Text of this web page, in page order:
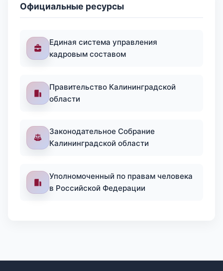
Официальные ресурсы
Единая система управления
кадровым составом
Правительство Калининградской
области
Законодательное Собрание
Калининградской области
Уполномоченный по правам человека
в Российской Федерации